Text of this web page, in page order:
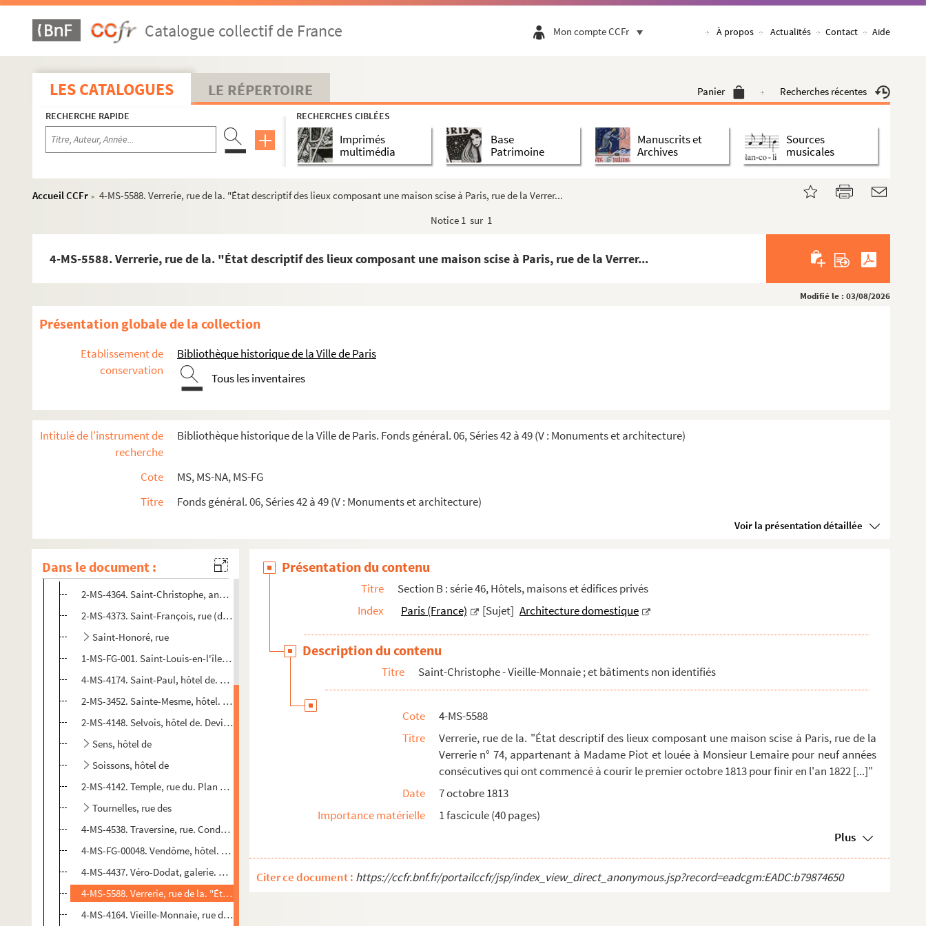
Catalogue collectif de France Mon compte CCFr À propos Actualités Contact Aide
LES CATALOGUES LE RÉPERTOIRE Panier Recherches récentes
RECHERCHE RAPIDE RECHERCHES CIBLÉES
Imprimés
multimédia
Base
Patrimoine
Manuscrits et
Archives
Sources
musicales
Accueil CCFr > 4-MS-5588. Verrerie, rue de la. "État descriptif des lieux composant une maison scise à Paris, rue de la Verrer...
Notice 1 sur 1
4-MS-5588. Verrerie, rue de la. "État descriptif des lieux composant une maison scise à Paris, rue de la Verrer...
Modifié le : 03/08/2026
Présentation globale de la collection
Etablissement de
conservation
Bibliothèque historique de la Ville de Paris
Tous les inventaires
Intitulé de l'instrument de
recherche
Bibliothèque historique de la Ville de Paris. Fonds général. 06, Séries 42 à 49 (V : Monuments et architecture)
Cote
MS, MS-NA, MS-FG
Titre
Fonds général. 06, Séries 42 à 49 (V : Monuments et architecture)
Voir la présentation détaillée
Dans le document :
Section A : séries 42 à 45, Monuments publics
Section B : série 46, Hôtels, maisons et édifices privés
Mayenne - Reine-Marguerite
Saint-Christophe - Vieille-Monnaie ; et bâtiments non identifiés
2-MS-4364. Saint-Christophe, ancienne rue. Dossier relatif à une maison sise au n° 2 rue Saint-Christophe, dans...
2-MS-4373. Saint-François, rue (devenue partie de la rue Debelleyme). Documents relatifs à une maison sise rue ...
Saint-Honoré, rue
1-MS-FG-001. Saint-Louis-en-l'île, rue. Compagnie d'assurance contre les incendies établie par arrêt du conseil d...
4-MS-4174. Saint-Paul, hôtel de. Paiement par le sieur de Chavigny d'une somme de 325 livres due à la comtesse ...
2-MS-3452. Sainte-Mesme, hôtel. "Plans de l'hôtel(le) Sainte-Mesme, cloistre Saint-Jean-en-Grêve, en l'état qu'...
2-MS-4148. Selvois, hôtel de. Devis pour des travaux de menuiserie dans l'hôtel du duc de La Force sis rue Tara...
Sens, hôtel de
Soissons, hôtel de
2-MS-4142. Temple, rue du. Plan et devis des travaux à faire dans la maison de M. Panckoucke, sise 26 rue du Te...
Tournelles, rue des
4-MS-4538. Traversine, rue. Condamnation par défaut au paiement de droits de cens arriérés sur une maison rue T...
4-MS-FG-00048. Vendôme, hôtel. Lettres patentes de Louis XIV donnant à Jules Hardouin-Mansart l'emplacement restant...
4-MS-4437. Véro-Dodat, galerie. Benoît Véro et François Dodat. Livre de comptes de la galerie Véro-Dodat pour l...
4-MS-5588. Verrerie, rue de la. "État descriptif des lieux composant une maison scise à Paris, rue de la Verrer...
4-MS-4164. Vieille-Monnaie, rue de la. "Mémoire d'ouvrages de serrurerie faits et fournis par moi Tauteiller, s...
Présentation du contenu
Titre
Section B : série 46, Hôtels, maisons et édifices privés
Index
Paris (France) [Sujet] Architecture domestique
Description du contenu
Titre Saint-Christophe - Vieille-Monnaie ; et bâtiments non identifiés
Cote
4-MS-5588
Titre
Verrerie, rue de la. "État descriptif des lieux composant une maison scise à Paris, rue de la
Verrerie n° 74, appartenant à Madame Piot et louée à Monsieur Lemaire pour neuf années
consécutives qui ont commencé à courir le premier octobre 1813 pour finir en l'an 1822 [...]"
Date
7 octobre 1813
Importance matérielle
1 fascicule (40 pages)
Plus
Citer ce document : https://ccfr.bnf.fr/portailccfr/jsp/index_view_direct_anonymous.jsp?record=eadcgm:EADC:b79874650